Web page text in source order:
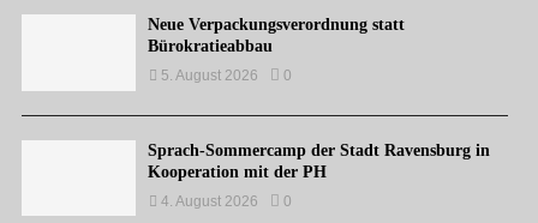
Neue Verpackungsverordnung statt
Bürokratieabbau
5. August 2026 0
Sprach-Sommercamp der Stadt Ravensburg in
Kooperation mit der PH
4. August 2026 0